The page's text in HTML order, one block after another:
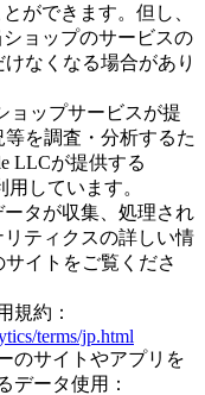
ができます。但し、
ョップのサービスの
なくなる場合があり
ョップサービスが提
を調査・分析するた
LLCが提供する
しています。
タが収集、処理され
リティクスの詳しい情
イトをご覧くださ
規約：
terms/jp.html
のサイトやアプリを
データ使用：